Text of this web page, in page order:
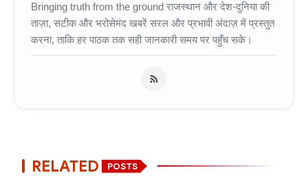
Bringing truth from the ground राजस्थान और देश-दुनिया की
ताज़ा, सटीक और भरोसेमंद खबरें सरल और प्रभावी अंदाज़ में प्रस्तुत
करना, ताकि हर पाठक तक सही जानकारी समय पर पहुँच सके।
RELATED POSTS